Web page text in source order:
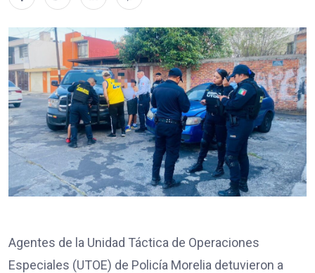
Agentes de la Unidad Táctica de Operaciones
Especiales (UTOE) de Policía Morelia detuvieron a